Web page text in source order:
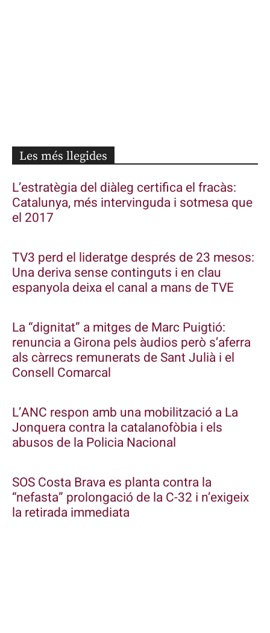
Les més llegides
L’estratègia del diàleg certifica el fracàs:
Catalunya, més intervinguda i sotmesa que
el 2017
TV3 perd el lideratge després de 23 mesos:
Una deriva sense continguts i en clau
espanyola deixa el canal a mans de TVE
La “dignitat” a mitges de Marc Puigtió:
renuncia a Girona pels àudios però s’aferra
als càrrecs remunerats de Sant Julià i el
Consell Comarcal
L’ANC respon amb una mobilització a La
Jonquera contra la catalanofòbia i els
abusos de la Policia Nacional
SOS Costa Brava es planta contra la
“nefasta” prolongació de la C-32 i n’exigeix
la retirada immediata